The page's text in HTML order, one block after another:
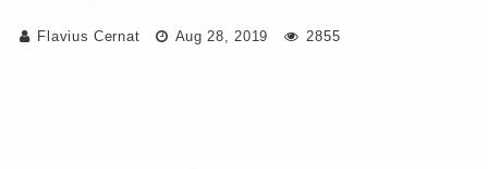
Flavius Cernat Aug 28, 2019 2855